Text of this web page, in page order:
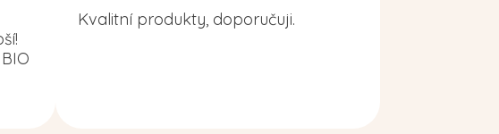
Kvalitní produkty, doporučuji.